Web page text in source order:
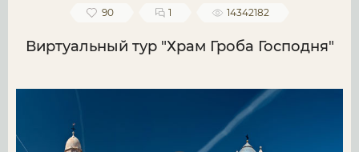
90 1 14342182
Виртуальный тур "Храм Гроба Господня"